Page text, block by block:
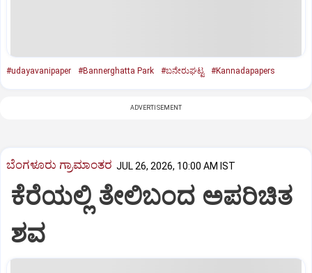
#udayavanipaper #Bannerghatta Park #ಬನೇರುಘಟ್ಟ #Kannadapapers
ADVERTISEMENT
ಬೆಂಗಳೂರು ಗ್ರಾಮಾಂತರ JUL 26, 2026, 10:00 AM IST
ಕೆರೆಯಲ್ಲಿ ತೇಲಿಬಂದ ಅಪರಿಚಿತ
ಶವ